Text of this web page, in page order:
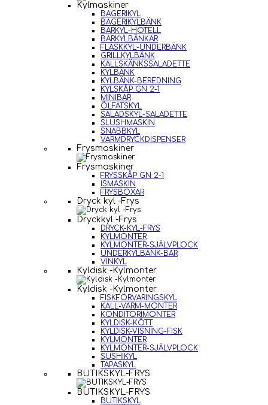
Kylmaskiner
BAGERIKYL
BAGERIKYLBÄNK
BARKYL-HOTELL
BARKYLBÄNKAR
FLASKKYL-UNDERBÄNK
GRILLKYLBÄNK
KALLSKÄNKSSALADETTE
KYLBÄNK
KYLBÄNK-BEREDNING
KYLSKÅP GN 2-1
MINIBAR
ÖLFATSKYL
SALADSKYL-SALADETTE
SLUSHMASKIN
SNABBKYL
VARMDRYCKDISPENSER
Frysmaskiner
Frysmaskiner
FRYSSKÅP GN 2-1
ISMASKIN
FRYSBOXAR
Dryck kyl -Frys
Dryckkyl -Frys
DRYCK-KYL-FRYS
KYLMONTER
KYLMONTER-SJÄLVPLOCK
UNDERKYLBÄNK-BAR
VINKYL
Kyldisk -Kylmonter
Kyldisk -Kylmonter
FISKFÖRVARINGSKYL
KALL-VARM-MONTER
KONDITORIMONTER
KYLDISK-KÖTT
KYLDISK-VISNING-FISK
KYLMONTER
KYLMONTER-SJÄLVPLOCK
SUSHIKYL
TAPASKYL
BUTIKSKYL-FRYS
BUTIKSKYL-FRYS
BUTIKSKYL